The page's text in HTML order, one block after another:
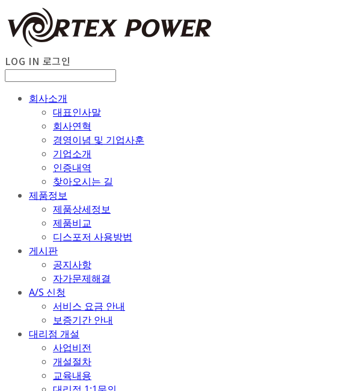
LOG IN 로그인
회사소개
대표인사말
회사연혁
경영이념 및 기업사훈
기업소개
인증내역
찾아오시는 길
제품정보
제품상세정보
제품비교
디스포저 사용방법
게시판
공지사항
자가문제해결
A/S 신청
서비스 요금 안내
보증기간 안내
대리점 개설
사업비전
개설절차
교육내용